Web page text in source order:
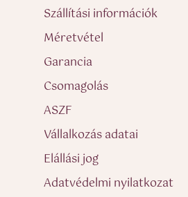
Szállítási információk
Méretvétel
Garancia
Csomagolás
ASZF
Vállalkozás adatai
Elállási jog
Adatvédelmi nyilatkozat